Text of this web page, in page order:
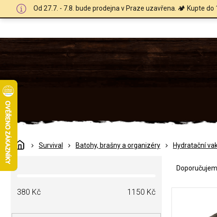
Od 27.7. - 7.8. bude prodejna v Praze uzavřena. 🏕️ Kupte
DomůSurvival Batohy, brašny a organizéry Hydratační
P
o
a
380 Kč 1150 Kč
e